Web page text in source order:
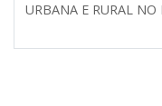
URBANA E RURAL NO